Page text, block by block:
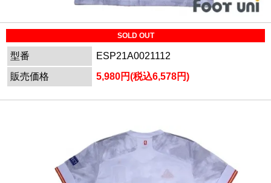
SOLD OUT
型番
ESP21A0021112
販売価格
5,980円(税込6,578円)